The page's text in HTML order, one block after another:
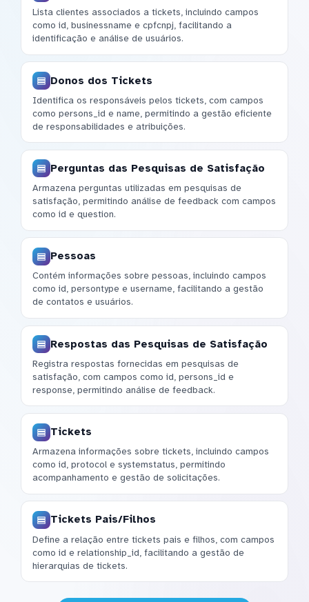
Lista clientes associados a tickets, incluindo campos
como id, businessname e cpfcnpj, facilitando a
identificação e análise de usuários.
Donos dos Tickets
Identifica os responsáveis pelos tickets, com campos
como persons_id e name, permitindo a gestão eficiente
de responsabilidades e atribuições.
Perguntas das Pesquisas de Satisfação
Armazena perguntas utilizadas em pesquisas de
satisfação, permitindo análise de feedback com campos
como id e question.
Pessoas
Contém informações sobre pessoas, incluindo campos
como id, persontype e username, facilitando a gestão
de contatos e usuários.
Respostas das Pesquisas de Satisfação
Registra respostas fornecidas em pesquisas de
satisfação, com campos como id, persons_id e
response, permitindo análise de feedback.
Tickets
Armazena informações sobre tickets, incluindo campos
como id, protocol e systemstatus, permitindo
acompanhamento e gestão de solicitações.
Tickets Pais/Filhos
Define a relação entre tickets pais e filhos, com campos
como id e relationship_id, facilitando a gestão de
hierarquias de tickets.